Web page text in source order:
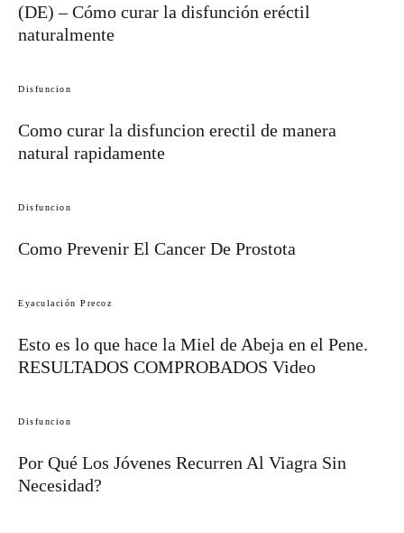
(DE) – Cómo curar la disfunción eréctil
naturalmente
Disfuncion
Como curar la disfuncion erectil de manera
natural rapidamente
Disfuncion
Como Prevenir El Cancer De Prostota
Eyaculación Precoz
Esto es lo que hace la Miel de Abeja en el Pene.
RESULTADOS COMPROBADOS Video
Disfuncion
Por Qué Los Jóvenes Recurren Al Viagra Sin
Necesidad?